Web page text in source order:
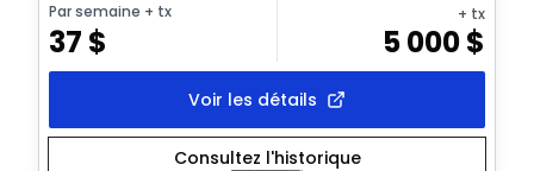
Par semaine + tx
37 $
+ tx
5 000$
Voir les détails
Consultez l'historique